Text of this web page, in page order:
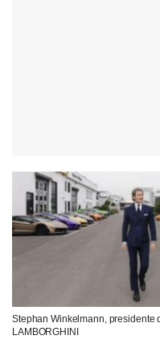
Stephan Winkelmann, presidente
LAMBORGHINI